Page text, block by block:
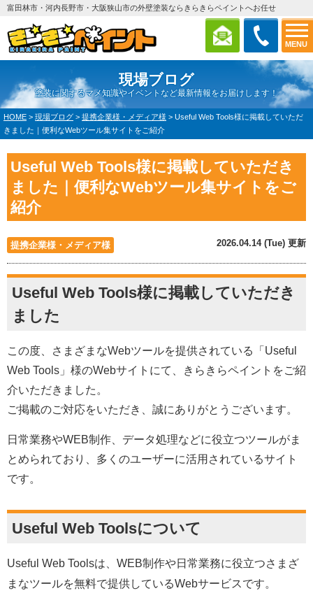
MENU
富田林市・河内長野市・大阪狭山市の外壁塗装ならきらきらペイントへお任せ
現場ブログ
塗装に関するマメ知識やイベントなど最新情報をお届けします！
HOME > 現場ブログ > 提携企業様・メディア様 > Useful Web Tools様に掲載していただ
きました｜便利なWebツール集サイトをご紹介
Useful Web Tools様に掲載していただき
ました｜便利なWebツール集サイトをご
紹介
提携企業様・メディア様 2026.04.14 (Tue) 更新
Useful Web Tools様に掲載していただき
ました
この度、さまざまなWebツールを提供されている「Useful
Web Tools」様のWebサイトにて、きらきらペイントをご紹
介いただきました。
ご掲載のご対応をいただき、誠にありがとうございます。
日常業務やWEB制作、データ処理などに役立つツールがま
とめられており、多くのユーザーに活用されているサイト
です。
Useful Web Toolsについて
Useful Web Toolsは、WEB制作や日常業務に役立つさまざ
まなツールを無料で提供しているWebサービスです。